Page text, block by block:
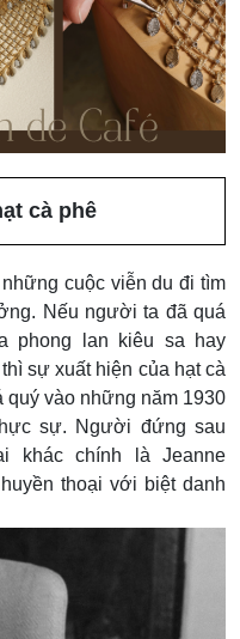
cà phê
cuộc viễn du đi tìm
Nếu người ta đã quá
phong lan kiêu sa hay
sự xuất hiện của hạt cà
quý vào những năm 1930
sự. Người đứng sau
khác chính là Jeanne
thoại với biệt danh